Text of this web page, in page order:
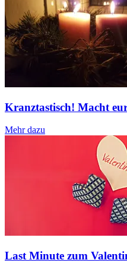
Kranztastisch! Macht
Mehr dazu
Last Minute zum